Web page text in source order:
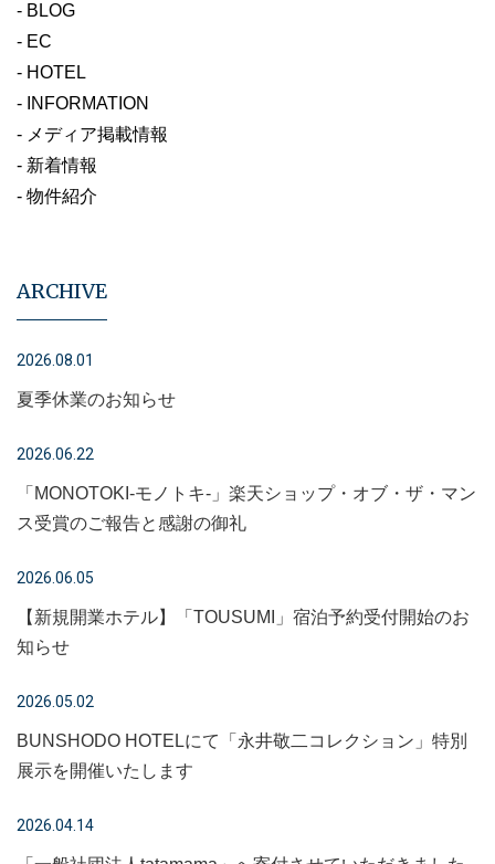
- BLOG
- EC
- HOTEL
- INFORMATION
- メディア掲載情報
- 新着情報
- 物件紹介
ARCHIVE
2026.08.01
夏季休業のお知らせ
2026.06.22
「MONOTOKI-モノトキ-」楽天ショップ・オブ・ザ・マン
ス受賞のご報告と感謝の御礼
2026.06.05
【新規開業ホテル】「TOUSUMI」宿泊予約受付開始のお
知らせ
2026.05.02
BUNSHODO HOTELにて「永井敬二コレクション」特別
展示を開催いたします
2026.04.14